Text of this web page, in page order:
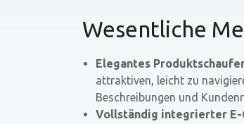
Wesentliche
Elegantes
attraktiven, leicht zu
Beschreibungen und
Vollständig integrierter E-